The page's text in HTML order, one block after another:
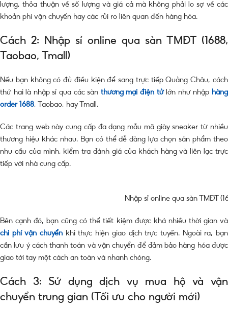
lượng, thỏa thuận về số lượng và giá cả mà không phải lo sợ về các
khoản phí vận chuyển hay các rủi ro liên quan đến hàng hóa.
Cách 2: Nhập sỉ online qua sàn TMĐT (1688,
Taobao, Tmall)
Nếu bạn không có đủ điều kiện để sang trực tiếp Quảng Châu, cách
thứ hai là nhập sỉ qua các sàn thương mại điện tửlớn như nhập hàng
order 1688 , Taobao, hay Tmall.
Các trang web này cung cấp đa dạng mẫu mã giày sneaker từ nhiều
thương hiệu khác nhau. Bạn có thể dễ dàng lựa chọn sản phẩm theo
nhu cầu của mình, kiểm tra đánh giá của khách hàng và liên lạc trực
tiếp với nhà cung cấp.
Nhập sỉ online qua sàn TMĐT
Bên cạnh đó, bạn cũng có thể tiết kiệm được khá nhiều thời gian và
chi phí vận chuyển khi thực hiện giao dịch trực tuyến. Ngoài ra, bạn
cần lưu ý cách thanh toán và vận chuyển để đảm bảo hàng hóa được
giao tới tay một cách an toàn và nhanh chóng.
Cách 3: Sử dụng dịch vụ mua hộ và vận
chuyển trung gian (Tối ưu cho người mới)